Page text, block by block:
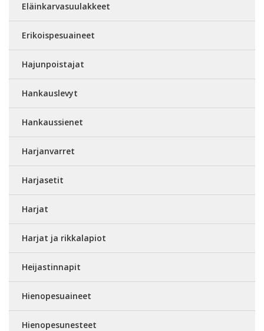
Eläinkarvasuulakkeet
Erikoispesuaineet
Hajunpoistajat
Hankauslevyt
Hankaussienet
Harjanvarret
Harjasetit
Harjat
Harjat ja rikkalapiot
Heijastinnapit
Hienopesuaineet
Hienopesunesteet